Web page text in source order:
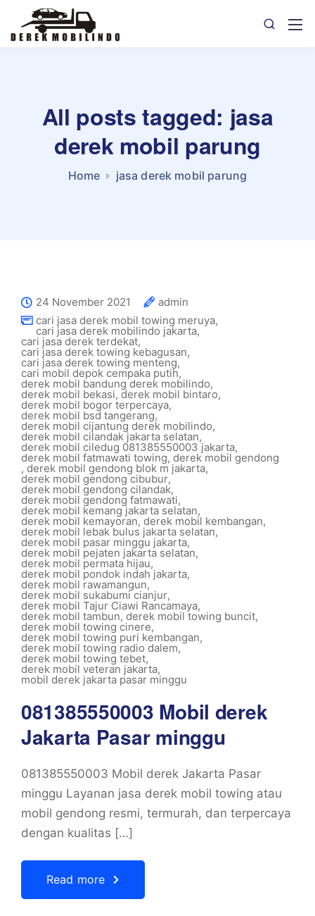
All posts tagged: jasa
derek mobil parung
Home jasa derek mobil parung
24 November 2021
admin
cari jasa derek mobil towing meruya,
cari jasa derek mobilindo jakarta,
cari jasa derek terdekat,
cari jasa derek towing kebagusan,
cari jasa derek towing menteng,
cari mobil depok cempaka putih,
derek mobil bandung derek mobilindo,
derek mobil bekasi, derek mobil bintaro,
derek mobil bogor terpercaya,
derek mobil bsd tangerang,
derek mobil cijantung derek mobilindo,
derek mobil cilandak jakarta selatan,
derek mobil ciledug 081385550003 jakarta,
derek mobil fatmawati towing, derek mobil gendong
, derek mobil gendong blok m jakarta,
derek mobil gendong cibubur,
derek mobil gendong cilandak,
derek mobil gendong fatmawati,
derek mobil kemang jakarta selatan,
derek mobil kemayoran, derek mobil kembangan,
derek mobil lebak bulus jakarta selatan,
derek mobil pasar minggu jakarta,
derek mobil pejaten jakarta selatan,
derek mobil permata hijau,
derek mobil pondok indah jakarta,
derek mobil rawamangun,
derek mobil sukabumi cianjur,
derek mobil Tajur Ciawi Rancamaya,
derek mobil tambun, derek mobil towing buncit,
derek mobil towing cinere,
derek mobil towing puri kembangan,
derek mobil towing radio dalem,
derek mobil towing tebet,
derek mobil veteran jakarta,
mobil derek jakarta pasar minggu
081385550003 Mobil derek
Jakarta Pasar minggu
081385550003 Mobil derek Jakarta Pasar
minggu Layanan jasa derek mobil towing atau
mobil gendong resmi, termurah, dan terpercaya
dengan kualitas […]
Read more